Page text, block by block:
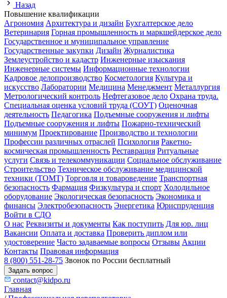
Назад
Повышение квалификации
Агрономия Архитектура и дизайн Бухгалтерское дело
Ветеринария Горная промышленность и маркшейдерское дело
Государственное и муниципальное управление
Государственные закупки Дизайн Журналистика
Землеустройство и кадастр Инженерные изыскания
Инженерные системы Информационные технологии
Кадровое делопроизводство Косметология Культура и
искусство Лаборатории Медицина Менеджмент Металлургия
Метрологический контроль Нефтегазовое дело Охрана труда.
Специальная оценка условий труда (СОУТ) Оценочная
деятельность Педагогика Подъемные сооружения и лифты
Подъемные сооружения и лифты Пожарно-технический
минимум Проектирование Производство и технологии
Профессии различных отраслей Психология Ракетно-
космическая промышленность Реставрация Ритуальные
услуги Связь и телекоммуникации Социальное обслуживание
Строительство Техническое обслуживание медицинской
техники (ТОМТ) Торговля и товароведение Транспортная
безопасность Фармация Физкультура и спорт Холодильное
оборудование Экологическая безопасность Экономика и
финансы Электробезопасность Энергетика Юриспруденция
Войти в СДО
О нас Реквизиты и документы Как поступить Для юр. лиц
Вакансии Оплата и доставка Проверить диплом или
удостоверение Часто задаваемые вопросы Отзывы Акции
Контакты Правовая информация
8 (800) 551-28-75 Звонок по России бесплатный
Задать вопрос
contact@kidpo.ru
Главная